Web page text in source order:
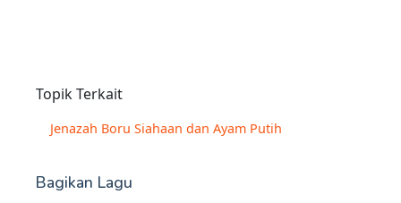
Topik Terkait
Jenazah Boru Siahaan dan Ayam Putih
Bagikan Lagu